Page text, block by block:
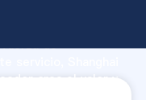
de
crea el valor y